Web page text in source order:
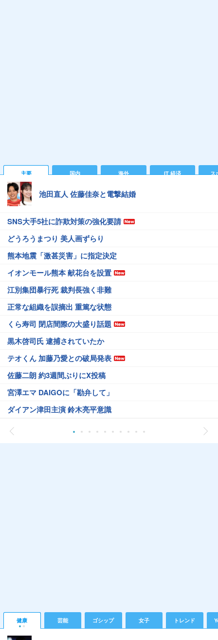
主要 国内 海外 IT 経済 ス
池田直人 佐藤佳奈と電撃結婚
SNS大手5社に詐欺対策の強化要請
どうろうまつり 美人画ずらり
熊本地震「激甚災害」に指定決定
イオンモール熊本 献花台を設置
江別集団暴行死 裁判長強く非難
正常な組織を誤摘出 重篤な状態
くら寿司 閉店間際の大盛り話題
黒木啓司氏 逮捕されていたか
テオくん 加藤乃愛との破局発表
佐藤二朗 約3週間ぶりにX投稿
宮澤エマ DAIGOに「勘弁して」
ダイアン津田主演 鈴木亮平意識
健康 芸能 ゴシップ 女子 トレンド